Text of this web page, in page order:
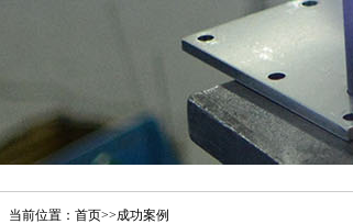
当前位置： 首页>>成功案例